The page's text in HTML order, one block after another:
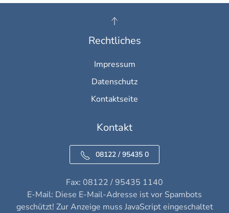
Rechtliches
Impressum
Datenschutz
Kontaktseite
Kontakt
08122 / 95435 0
Fax: 08122 / 95435 1140
E-Mail: Diese E-Mail-Adresse ist vor Spambots
geschützt! Zur Anzeige muss JavaScript eingeschaltet